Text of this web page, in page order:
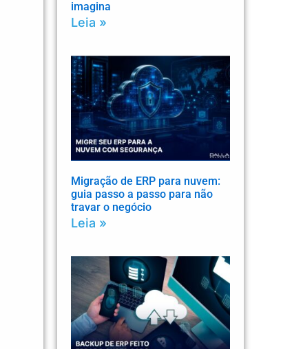
imagina
Leia »
Migração de ERP para nuvem:
guia passo a passo para não
travar o negócio
Leia »